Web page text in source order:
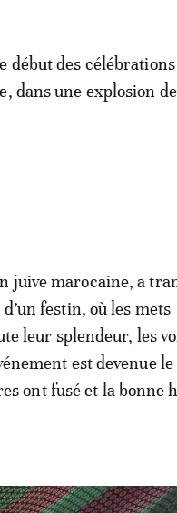
début des célébrations
dans une explosion
juive marocaine, a
festin, où les mets
leur splendeur, les
est devenue
ont fusé et la bonne